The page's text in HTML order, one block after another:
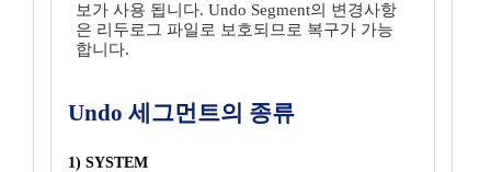
보가 사용 됩니다. Undo Segment의 변경사항
은 리두로그 파일로 보호되므로 복구가 가능
합니다.
Undo 세그먼트의 종류
1) SYSTEM